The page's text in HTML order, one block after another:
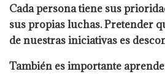
Cada persona tiene sus
sus propias luchas. Pretender
de nuestras iniciativas es
También es importante